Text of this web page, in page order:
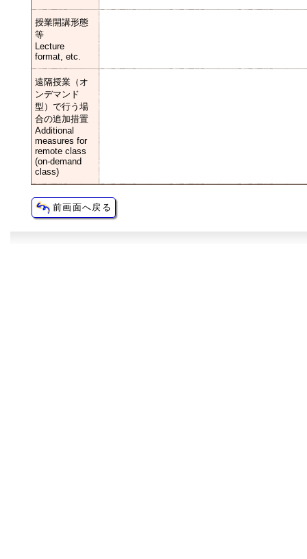
授業開講形態
等
Lecture
format, etc.
遠隔授業（オ
ンデマンド
型）で行う場
合の追加措置
Additional
measures for
remote class
(on-demand
class)